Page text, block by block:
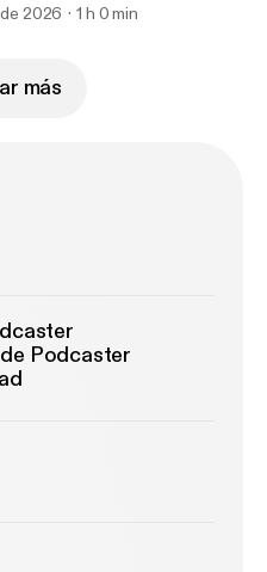
2026 1 h 0 min
más
Podcaster